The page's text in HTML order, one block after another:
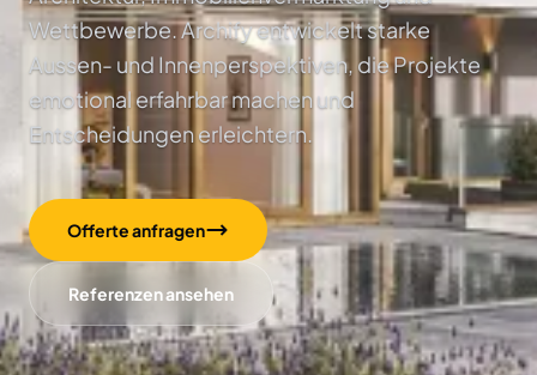
Wettbewerbe. Archify entwickelt starke
Aussen- und Innenperspektiven, die Projekte
emotional erfahrbar machen und
Entscheidungen erleichtern.
Offerte anfragen
Referenzen ansehen